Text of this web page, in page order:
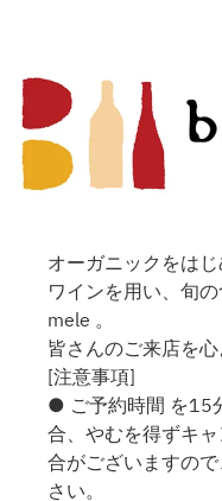
オーガニックをは
ワインを用い、旬
mele 。
皆さんのご来店を心
[注意事項]
● ご予約時間 を15
合、やむを得ずキ
合がございますの
さい。